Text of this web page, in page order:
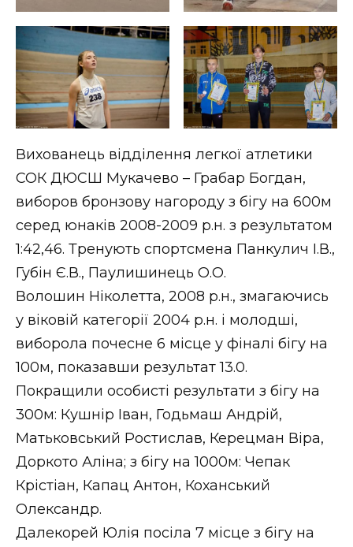
Вихованець відділення легкої атлетики
СОК ДЮСШ Мукачево – Грабар Богдан,
виборов бронзову нагороду з бігу на 600м
серед юнаків 2008-2009 р.н. з результатом
1:42,46. Тренують спортсмена Панкулич І.В.,
Губін Є.В., Паулишинець О.О.
Волошин Ніколетта, 2008 р.н., змагаючись
у віковій категорії 2004 р.н. і молодші,
виборола почесне 6 місце у фіналі бігу на
100м, показавши результат 13.0.
Покращили особисті результати з бігу на
300м: Кушнір Іван, Годьмаш Андрій,
Матьковський Ростислав, Керецман Віра,
Доркото Аліна; з бігу на 1000м: Чепак
Крістіан, Капац Антон, Коханський
Олександр.
Далекорей Юлія посіла 7 місце з бігу на